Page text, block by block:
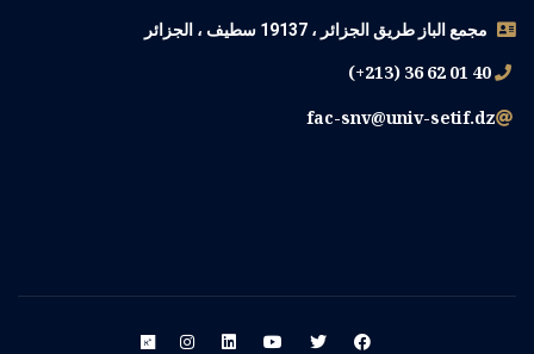
مجمع الباز طريق الجزائر ، 19137 سطيف ، الجزائر
(+213) 36 62 01 40
fac-snv@univ-setif.dz